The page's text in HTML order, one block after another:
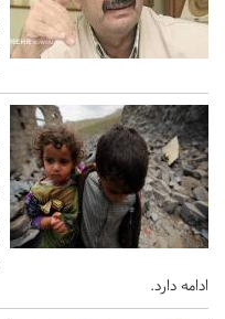
ادامه دارد.